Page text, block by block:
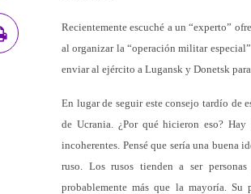
Recientemente escuché a un “experto”
al organizar la “operación militar
enviar al ejército a Lugansk y Donetsk
En lugar de seguir este consejo tardío de
de Ucrania. ¿Por qué hicieron eso?
incoherentes. Pensé que sería una buena
ruso. Los rusos tienden a ser
probablemente más que la mayoría.